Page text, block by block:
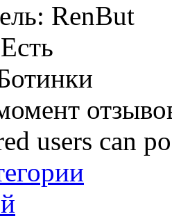
RenBut
Есть
users can